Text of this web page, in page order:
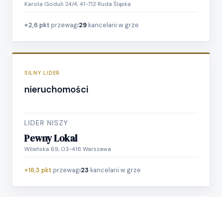
Karola Goduli 24/4, 41-712 Ruda Śląska
+2,6 pkt przewagi29 kancelarii w grze
SILNY LIDER
nieruchomości
LIDER NISZY
Pewny Lokal
Wileńska 69, 03-416 Warszawa
+16,3 pkt przewagi23 kancelarii w grze